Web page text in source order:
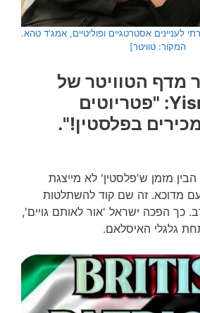
לעניינים אסטרטגיים ופוליטיים, אמג'ד טהא.
המקור: טוויטר]
מדף הטוויטר של
Yisrael official: "פטריוטים
בפלסטין!".
הבין מזמן ש'פלסטין' לא מייצגת
מדוכא. זה שם קוד להשתלטות
כך הפכה ישראל 'אור לאותם גויים',
גלגלי האיסלאם.